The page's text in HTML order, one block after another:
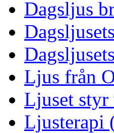
Dagsljus
Ljus från
Ljuset
Ljusterapi